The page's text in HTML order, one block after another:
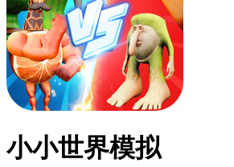
小小世界模拟